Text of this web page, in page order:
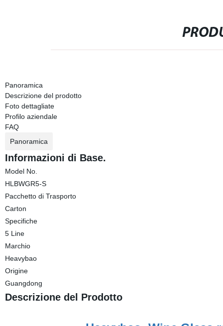
Panoramica
Descrizione del prodotto
Foto dettagliate
Profilo aziendale
FAQ
Panoramica
Informazioni di Base.
Model No.
HLBWGR5-S
Pacchetto di Trasporto
Carton
Specifiche
5 Line
Marchio
Heavybao
Origine
Guangdong
Descrizione del Prodotto